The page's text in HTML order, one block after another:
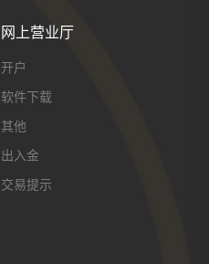
网上营业厅
开户
软件下载
其他
出入金
交易提示